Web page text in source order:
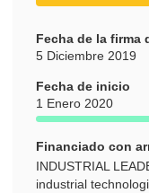
Fecha de la firma
5 Diciembre 2019
Fecha de inicio
1 Enero 2020
Financiado con
INDUSTRIAL
industrial